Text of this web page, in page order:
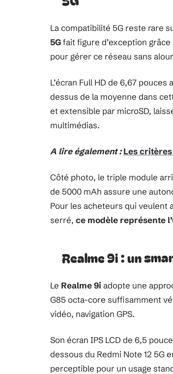
La compatibilité 5G reste rare
5Gfait figure d’exception
pour gérer ce réseau sans
L’écran Full HD de 6,67
dessus de la moyenne dans
et extensible par microSD,
multimédias.
A lire également : Les
Côté photo, le triple module
de 5000 mAh assure une
Pour les acheteurs qui veulent
serré, ce modèle représente
Realme 9i : un
Le Realme 9i adopte une
G85 octa-core suffisamment
vidéo, navigation GPS.
Son écran IPS LCD de 6,5
dessous du Redmi Note 12 5G
perceptible pour un usage